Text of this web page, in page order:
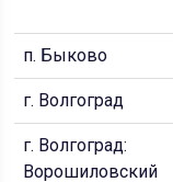
п. Быково
г. Волгоград
г. Волгоград:
Ворошиловский